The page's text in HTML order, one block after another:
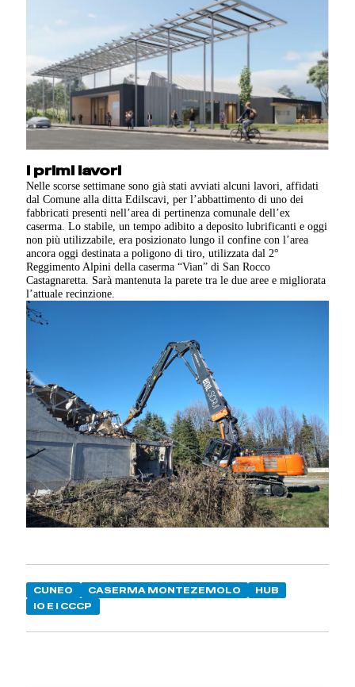
I primi lavori
Nelle scorse settimane sono già stati avviati alcuni lavori, affidati
dal Comune alla ditta Edilscavi, per l’abbattimento di uno dei
fabbricati presenti nell’area di pertinenza comunale dell’ex
caserma. Lo stabile, un tempo adibito a deposito lubrificanti e oggi
non più utilizzabile, era posizionato lungo il confine con l’area
ancora oggi destinata a poligono di tiro, utilizzata dal 2°
Reggimento Alpini della caserma “Vian” di San Rocco
Castagnaretta. Sarà mantenuta la parete tra le due aree e migliorata
l’attuale recinzione.
CUNEO CASERMA MONTEZEMOLO
HUB
IO E I CCCP